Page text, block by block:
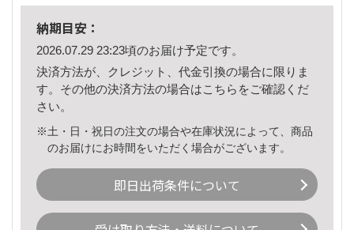
納期目安：
2026.07.29 23:23頃のお届け予定です。
決済方法が、クレジット、代金引換の場合に限りま
す。その他の決済方法の場合はこちら をご確認くだ
さい。
※土・日・祝日の注文の場合や在庫状況によって、商品
のお届けにお時間をいただく場合がございます。
即日出荷条件について